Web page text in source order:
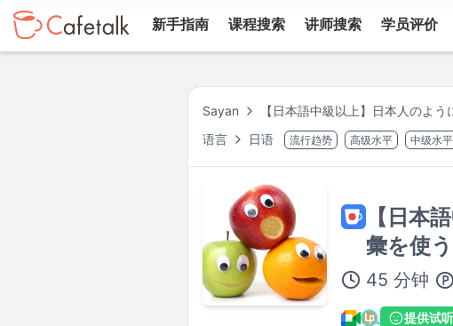
新手指南 课程搜索 讲师搜索 学员评价
Sayan
【日本語中級以上】日本人のよう
语言
日语 流行趋势 高级水平 中级水平
【日本
彙を使う
45 分钟
提供试听